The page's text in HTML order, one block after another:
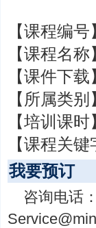
【课程编号
【课程名称
【课件下载
【所属类
【培训课时
【课程关键
我要预订
咨询电话